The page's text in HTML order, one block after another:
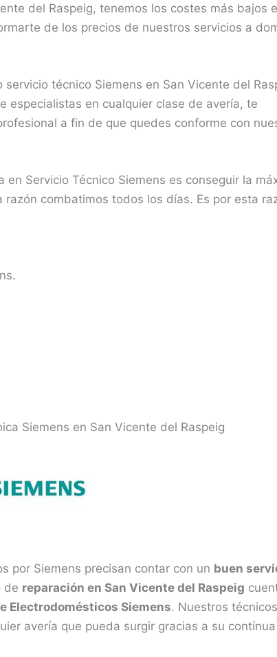
del Raspeig, tenemos los costes más bajos
de los precios de nuestros servicios a
técnico Siemens en San Vicente del
especialistas en cualquier clase de avería, te
a fin de que quedes conforme con
Servicio Técnico Siemens es conseguir la
combatimos todos los días. Es por esta
Siemens en San Vicente del Raspeig
por Siemens precisan contar con un buen
de reparación en San Vicente del Raspeig
Electrodomésticos Siemens. Nuestros técnicos
avería que pueda surgir gracias a su contínua